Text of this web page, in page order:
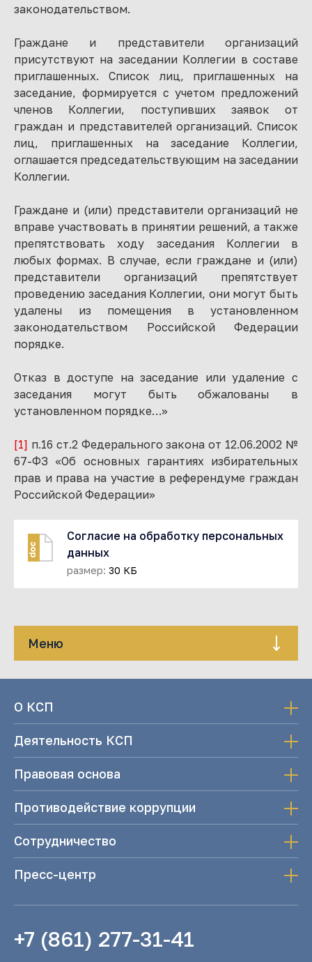
законодательством.
Граждане и представители организаций
присутствуют на заседании Коллегии в составе
приглашенных. Список лиц, приглашенных на
заседание, формируется с учетом предложений
членов Коллегии, поступивших заявок от
граждан и представителей организаций. Список
лиц, приглашенных на заседание Коллегии,
оглашается председательствующим на заседании
Коллегии.
Граждане и (или) представители организаций не
вправе участвовать в принятии решений, а также
препятствовать ходу заседания Коллегии в
любых формах. В случае, если граждане и (или)
представители организаций препятствует
проведению заседания Коллегии, они могут быть
удалены из помещения в установленном
законодательством Российской Федерации
порядке.
Отказ в доступе на заседание или удаление с
заседания могут быть обжалованы в
установленном порядке…»
[1] п.16 ст.2 Федерального закона от 12.06.2002 №
67-ФЗ «Об основных гарантиях избирательных
прав и права на участие в референдуме граждан
Российской Федерации»
doc
Согласие на обработку персональных
данных
размер: 30 КБ
Меню
О КСП
Деятельность КСП
Правовая основа
Противодействие коррупции
Сотрудничество
Пресс-центр
+7 (861) 277-31-41